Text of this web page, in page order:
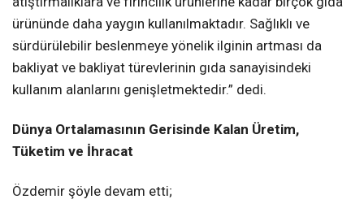
ürününde daha yaygın kullanılmaktadır. Sağlıklı ve
sürdürülebilir beslenmeye yönelik ilginin artması da
bakliyat ve bakliyat türevlerinin gıda sanayisindeki
kullanım alanlarını genişletmektedir.” dedi.
Dünya Ortalamasının Gerisinde Kalan Üretim,
Tüketim ve İhracat
Özdemir şöyle devam etti;